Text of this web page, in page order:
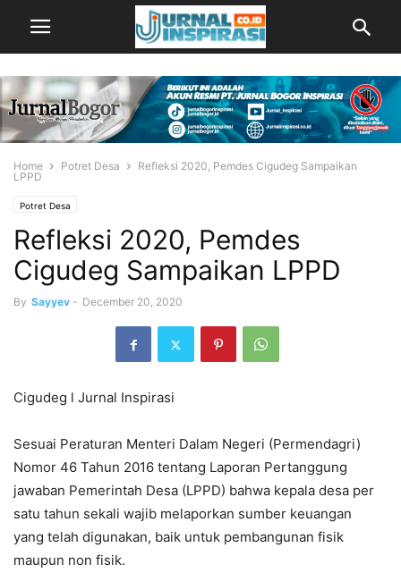
Home Potret Desa
Refleksi 2020, Pemdes Cigudeg Sampaikan
LPPD
Potret Desa
Refleksi 2020, Pemdes
Cigudeg Sampaikan LPPD
By Sayyev - December 20, 2020
Cigudeg l Jurnal Inspirasi
Sesuai Peraturan Menteri Dalam Negeri (Permendagri)
Nomor 46 Tahun 2016 tentang Laporan Pertanggung
jawaban Pemerintah Desa (LPPD) bahwa kepala desa per
satu tahun sekali wajib melaporkan sumber keuangan
yang telah digunakan, baik untuk pembangunan fisik
maupun non fisik.